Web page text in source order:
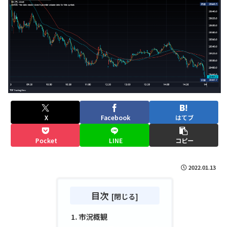
X Facebook はてブ
Pocket LINE コピー
2022.01.13
目次
市況概観